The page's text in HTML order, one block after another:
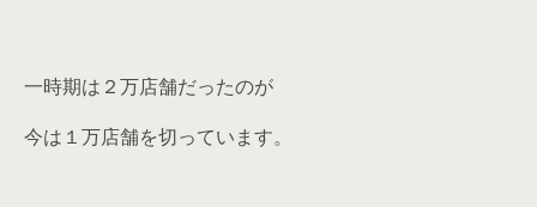
一時期は２万店舗だったのが
今は１万店舗を切っています。